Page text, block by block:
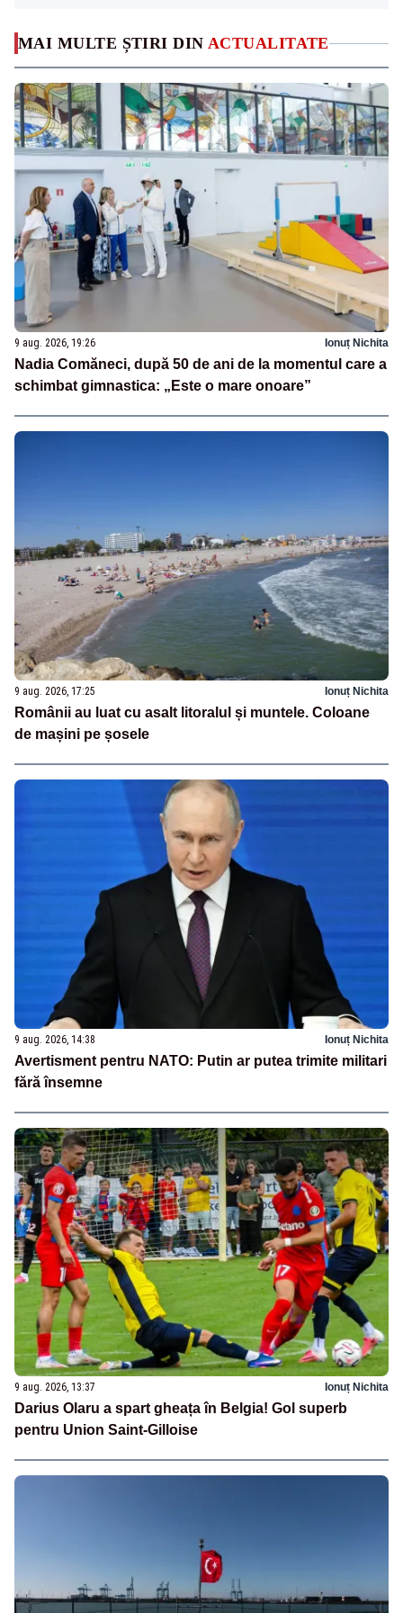
MAI MULTE ȘTIRI DIN ACTUALITATE
9 aug. 2026, 19:26 Ionuț Nichita
Nadia Comăneci, după 50 de ani de la momentul care a
schimbat gimnastica: „Este o mare onoare”
9 aug. 2026, 17:25 Ionuț Nichita
Românii au luat cu asalt litoralul și muntele. Coloane
de mașini pe șosele
9 aug. 2026, 14:38 Ionuț Nichita
Avertisment pentru NATO: Putin ar putea trimite militari
fără însemne
9 aug. 2026, 13:37 Ionuț Nichita
Darius Olaru a spart gheața în Belgia! Gol superb
pentru Union Saint-Gilloise